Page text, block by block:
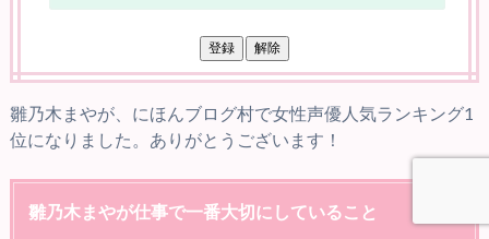
雛乃木まやが、にほんブログ村で女性声優人気ランキング1
位になりました。ありがとうございます！
雛乃木まやが仕事で一番大切にしていること